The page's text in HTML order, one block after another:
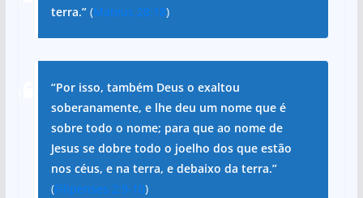
terra.”(Mateus 28:18)
“Por isso, também Deus o exaltou
soberanamente, e lhe deu um nome que é
sobre todo o nome; para que ao nome de
Jesus se dobre todo o joelho dos que estão
nos céus, e na terra, e debaixo da terra.”
(Filipenses 2:9-10)